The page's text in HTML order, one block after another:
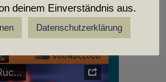
deinem Einverständnis aus.
Datenschutzerklärung